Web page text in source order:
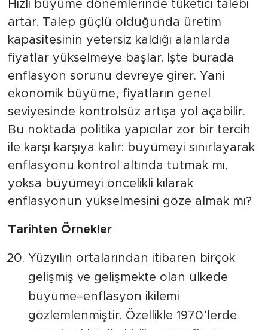
Hızlı büyüme dönemlerinde tüketici talebi
artar. Talep güçlü olduğunda üretim
kapasitesinin yetersiz kaldığı alanlarda
fiyatlar yükselmeye başlar. İşte burada
enflasyon sorunu devreye girer. Yani
ekonomik büyüme, fiyatların genel
seviyesinde kontrolsüz artışa yol açabilir.
Bu noktada politika yapıcılar zor bir tercih
ile karşı karşıya kalır: büyümeyi sınırlayarak
enflasyonu kontrol altında tutmak mı,
yoksa büyümeyi öncelikli kılarak
enflasyonun yükselmesini göze almak mı?
Tarihten Örnekler
Yüzyılın ortalarından itibaren birçok
gelişmiş ve gelişmekte olan ülkede
büyüme–enflasyon ikilemi
gözlemlenmiştir. Özellikle 1970’lerde